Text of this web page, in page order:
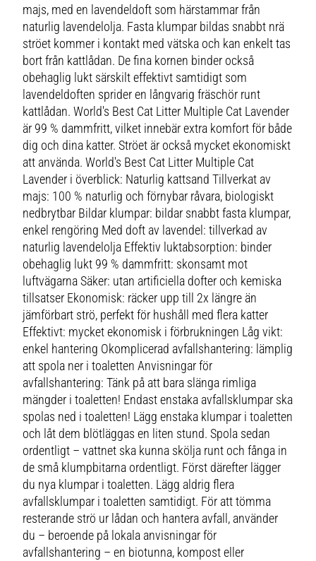
majs, med en lavendeldoft som härstammar från
naturlig lavendelolja. Fasta klumpar bildas snabbt nrä
ströet kommer i kontakt med vätska och kan enkelt tas
bort från kattlådan. De fina kornen binder också
obehaglig lukt särskilt effektivt samtidigt som
lavendeldoften sprider en långvarig fräschör runt
kattlådan. World's Best Cat Litter Multiple Cat Lavender
är 99 % dammfritt, vilket innebär extra komfort för både
dig och dina katter. Ströet är också mycket ekonomiskt
att använda. World's Best Cat Litter Multiple Cat
Lavender i överblick: Naturlig kattsand Tillverkat av
majs: 100 % naturlig och förnybar råvara, biologiskt
nedbrytbar Bildar klumpar: bildar snabbt fasta klumpar,
enkel rengöring Med doft av lavendel: tillverkad av
naturlig lavendelolja Effektiv luktabsorption: binder
obehaglig lukt 99 % dammfritt: skonsamt mot
luftvägarna Säker: utan artificiella dofter och kemiska
tillsatser Ekonomisk: räcker upp till 2x längre än
jämförbart strö, perfekt för hushåll med flera katter
Effektivt: mycket ekonomisk i förbrukningen Låg vikt:
enkel hantering Okomplicerad avfallshantering: lämplig
att spola ner i toaletten Anvisningar för
avfallshantering: Tänk på att bara slänga rimliga
mängder i toaletten! Endast enstaka avfallsklumpar ska
spolas ned i toaletten! Lägg enstaka klumpar i toaletten
och låt dem blötläggas en liten stund. Spola sedan
ordentligt – vattnet ska kunna skölja runt och fånga in
de små klumpbitarna ordentligt. Först därefter lägger
du nya klumpar i toaletten. Lägg aldrig flera
avfallsklumpar i toaletten samtidigt. För att tömma
resterande strö ur lådan och hantera avfall, använder
du – beroende på lokala anvisningar för
avfallshantering – en biotunna, kompost eller